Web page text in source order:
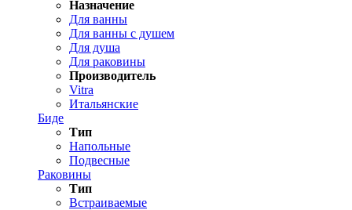
Назначение
Для ванны
Для ванны с душем
Для душа
Для раковины
Производитель
Vitra
Итальянские
Биде
Тип
Напольные
Подвесные
Раковины
Тип
Встраиваемые